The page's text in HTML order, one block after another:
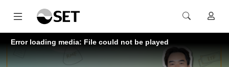
Error loading media: File could not be played